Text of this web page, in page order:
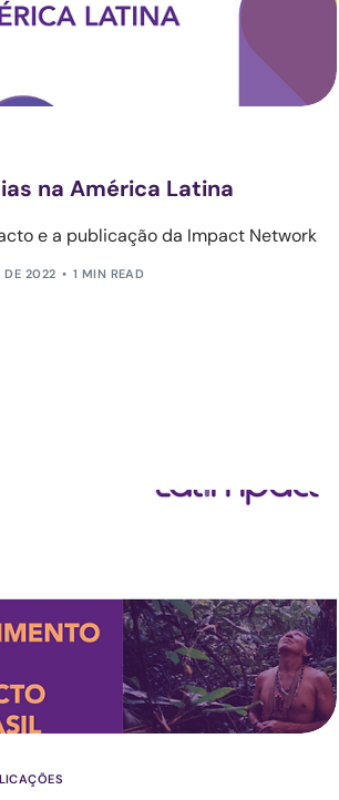
na América Latina
e a publicação da Impact Network
DE 2022 1 MIN READ